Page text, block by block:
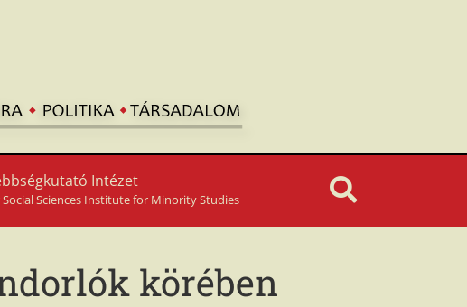
Intézet
Social Sciences Institute for Minority Studies
körében